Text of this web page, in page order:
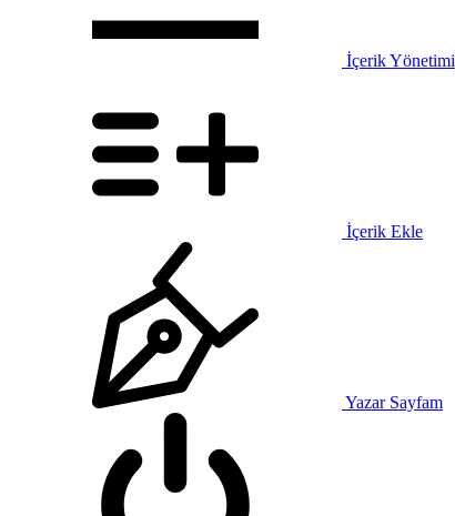
İçerik Yönetimi
İçerik Ekle
Yazar Sayfam